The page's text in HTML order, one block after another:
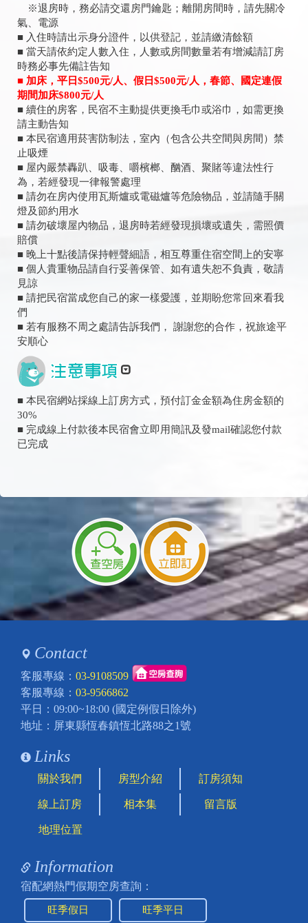
※退房時，務必請交還房門鑰匙；離開房間時，請先關冷
氣、電源
■ 入住時請出示身分證件，以供登記，並請繳清餘額
■ 當天請依約定人數入住，人數或房間數量若有增減請訂房
時務必事先備註告知
■ 加床，平日$500元/人、假日$500元/人，春節、國定連假
期間加床$800元/人
■ 續住的房客，民宿不主動提供更換毛巾或浴巾，如需更換
請主動告知
■ 本民宿適用菸害防制法，室內（包含公共空間與房間）禁
止吸煙
■ 屋內嚴禁轟趴、吸毒、嚼檳榔、酗酒、聚賭等違法性行
為，若經發現一律報警處理
■ 請勿在房內使用瓦斯爐或電磁爐等危險物品，並請隨手關
燈及節約用水
■ 請勿破壞屋內物品，退房時若經發現損壞或遺失，需照價
賠償
■ 晚上十點後請保持輕聲細語，相互尊重住宿空間上的安寧
■ 個人貴重物品請自行妥善保管、如有遺失恕不負責，敬請
見諒
■ 請把民宿當成您自己的家一樣愛護，並期盼您常回來看我
們
■ 若有服務不周之處請告訴我們， 謝謝您的合作，祝旅途平
安順心
■ 本民宿網站採線上訂房方式，預付訂金金額為住房金額的
30%
■ 完成線上付款後本民宿會立即用簡訊及發mail確認您付款
已完成
Contact
客服專線： 03-9108509
客服專線： 03-9566862
平日：09:00~18:00 (國定例假日除外)
地址：屏東縣恆春鎮恆北路88之1號
Links
關於我們 房型介紹 訂房須知
線上訂房 相本集 留言版
地理位置
Information
宿配網熱門假期空房查詢：
旺季假日 旺季平日